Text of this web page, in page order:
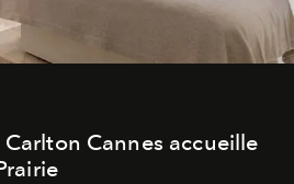
Cannes accueille